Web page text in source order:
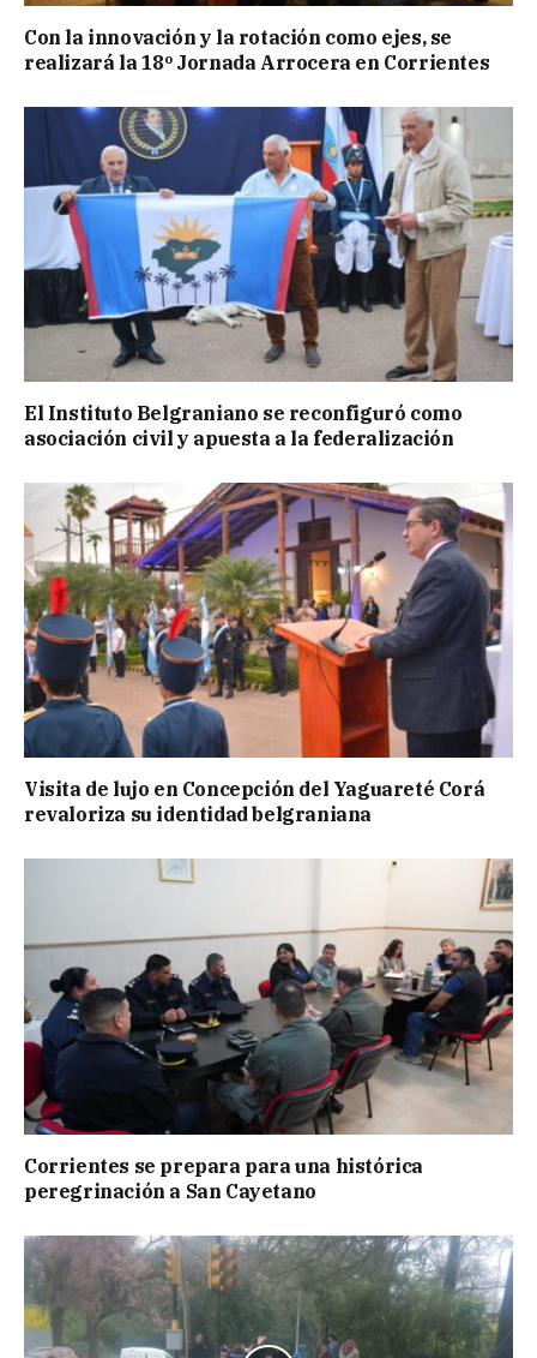
Con la innovación y la rotación como ejes, se
realizará la 18º Jornada Arrocera en Corrientes
El Instituto Belgraniano se reconfiguró como
asociación civil y apuesta a la federalización
Visita de lujo en Concepción del Yaguareté Corá
revaloriza su identidad belgraniana
Corrientes se prepara para una histórica
peregrinación a San Cayetano